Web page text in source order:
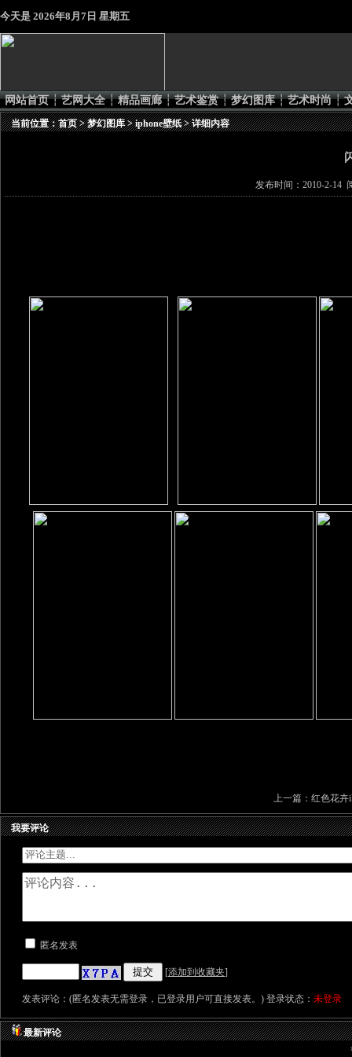
今天是 2026年8月7日 星期五
网站首页 ┆ 艺网大全 ┆ 精品画廊 ┆ 艺术鉴赏 ┆ 梦幻图库 ┆ 艺术时尚 ┆
当前位置：首页>梦幻图库>iphone壁纸> 详细内容
发布时间：2010-2-14
上一篇： 红色花卉
我要评论
匿名发表
[添加到收藏夹]
发表评论：(匿名发表无需登录，已登录用户可直接发表。) 登录状态： 未登录
最新评论